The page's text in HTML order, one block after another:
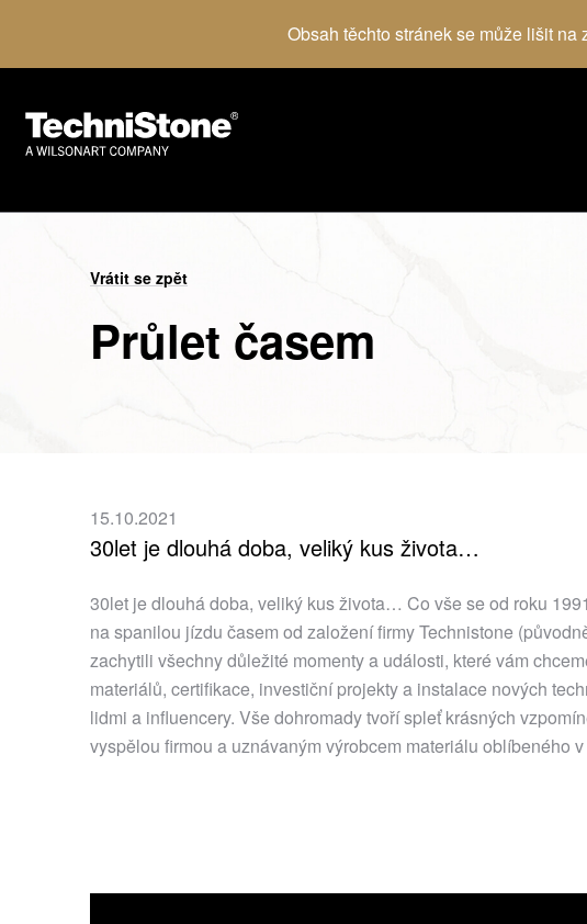
Obsah těchto stránek se může lišit
Vrátit se zpět
Průlet časem
15.10.2021
30let je dlouhá doba, veliký kus života…
30let je dlouhá doba, veliký kus života… Co vše se od roku
na spanilou jízdu časem od založení firmy Technistone
zachytili všechny důležité momenty a události, které vám
materiálů, certifikace, investiční projekty a instalace nových
lidmi a influencery. Vše dohromady tvoří spleť krásných
vyspělou firmou a uznávaným výrobcem materiálu oblíbeného